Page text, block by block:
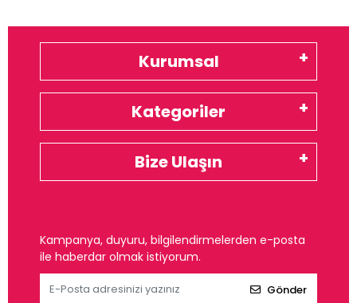
Kurumsal
Kategoriler
Bize Ulaşın
Kampanya, duyuru, bilgilendirmelerden e-posta
ile haberdar olmak istiyorum.
Gönder